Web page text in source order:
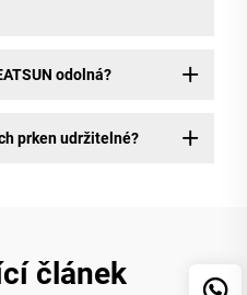
odolná?
prken udržitelné?
článek